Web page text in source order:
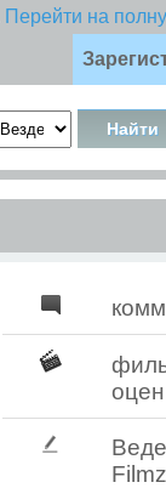
Перейти на